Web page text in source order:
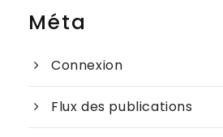
Méta
Connexion
Flux des publications